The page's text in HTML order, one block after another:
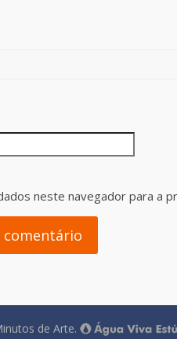
neste navegador para a
de Arte.